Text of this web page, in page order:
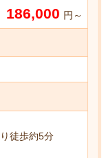
186,000 円～
徒歩約5分